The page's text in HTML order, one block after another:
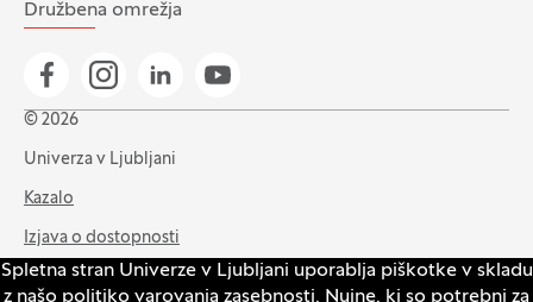
Spletna stran Univerze v Ljubljani uporablja piškotke v skladu
z našo politiko varovanja zasebnosti. Nujne, ki so potrebni za
Družbena omrežja
Pojdi na našo Facebook stran
Pojdi na našo Instagram stran
Pojdi na Linkedin stran
Pojdi na YouTube stran
© 2026
Univerza v Ljubljani
Kazalo
Izjava o dostopnosti
Varstvo zasebnosti in piškotkov